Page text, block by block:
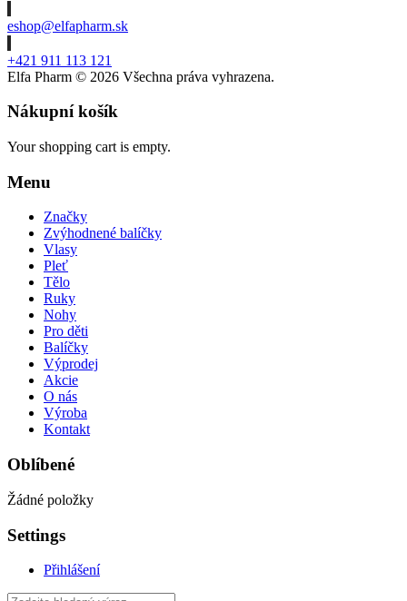
eshop@elfapharm.sk
+421 911 113 121
Elfa Pharm © 2026 Všechna práva vyhrazena.
Nákupní košík
Your shopping cart is empty.
Menu
Značky
Zvýhodnené balíčky
Vlasy
Pleť
Tělo
Ruky
Nohy
Pro děti
Balíčky
Výprodej
Akcie
O nás
Výroba
Kontakt
Oblíbené
Žádné položky
Settings
Přihlášení